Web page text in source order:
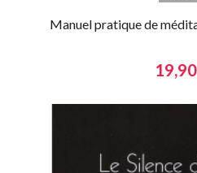
Manuel pratique de